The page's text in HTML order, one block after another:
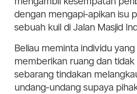
dengan mengapi-apikan isu
sebuah kuil di Jalan Masjid
Beliau meminta individu
memberikan ruang dan
sebarang tindakan
undang-undang supaya